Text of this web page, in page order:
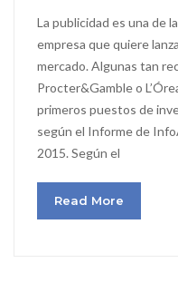
La publicidad es una de
empresa que quiere
mercado. Algunas tan
Procter&Gamble o
primeros puestos de
según el Informe de
2015. Según el
Read More